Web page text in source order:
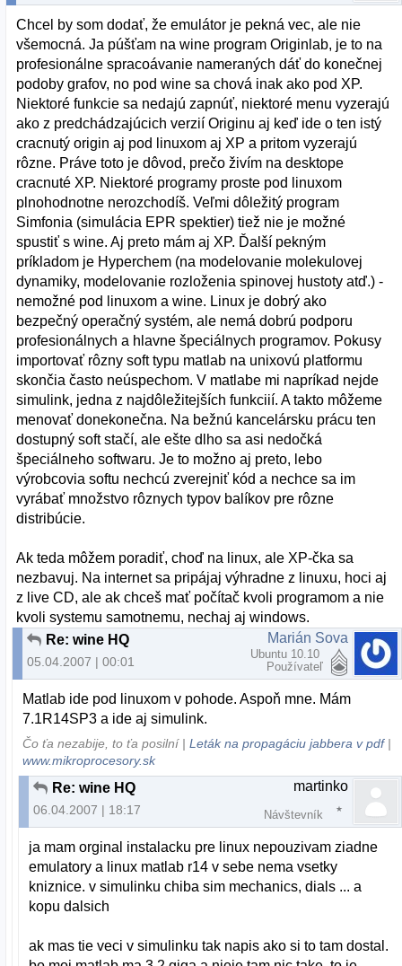
Chcel by som dodať, že emulátor je pekná vec, ale nie
všemocná. Ja púšťam na wine program Originlab, je to na
profesionálne spracoávanie nameraných dáť do konečnej
podoby grafov, no pod wine sa chová inak ako pod XP.
Niektoré funkcie sa nedajú zapnúť, niektoré menu vyzerajú
ako z predchádzajúcich verzií Originu aj keď ide o ten istý
cracnutý origin aj pod linuxom aj XP a pritom vyzerajú
rôzne. Práve toto je dôvod, prečo živím na desktope
cracnuté XP. Niektoré programy proste pod linuxom
plnohodnotne nerozchodíš. Veľmi dôležitý program
Simfonia (simulácia EPR spektier) tiež nie je možné
spustiť s wine. Aj preto mám aj XP. Ďalší pekným
príkladom je Hyperchem (na modelovanie molekulovej
dynamiky, modelovanie rozloženia spinovej hustoty atď.) -
nemožné pod linuxom a wine. Linux je dobrý ako
bezpečný operačný systém, ale nemá dobrú podporu
profesionálnych a hlavne špeciálnych programov. Pokusy
importovať rôzny soft typu matlab na unixovú platformu
skončia často neúspechom. V matlabe mi napríkad nejde
simulink, jedna z najdôležitejších funkciií. A takto môžeme
menovať donekonečna. Na bežnú kancelársku prácu ten
dostupný soft stačí, ale ešte dlho sa asi nedočká
špeciálneho softwaru. Je to možno aj preto, lebo
výrobcovia softu nechcú zverejniť kód a nechce sa im
vyrábať množstvo rôznych typov balíkov pre rôzne
distribúcie.
Ak teda môžem poradiť, choď na linux, ale XP-čka sa
nezbavuj. Na internet sa pripájaj výhradne z linuxu, hoci aj
z live CD, ale ak chceš mať počítač kvoli programom a nie
kvoli systemu samotnemu, nechaj aj windows.
Re: wine HQ
05.04.2007 | 00:01
Marián Sova
Ubuntu 10.10
Používateľ
Matlab ide pod linuxom v pohode. Aspoň mne. Mám
7.1R14SP3 a ide aj simulink.
Čo ťa nezabije, to ťa posilní |Leták na propagáciu jabbera v pdf|
www.mikroprocesory.sk
Re: wine HQ
06.04.2007 | 18:17
martinko
Návštevník
ja mam orginal instalacku pre linux nepouzivam ziadne
emulatory a linux matlab r14 v sebe nema vsetky
kniznice. v simulinku chiba sim mechanics, dials ... a
kopu dalsich
ak mas tie veci v simulinku tak napis ako si to tam dostal.